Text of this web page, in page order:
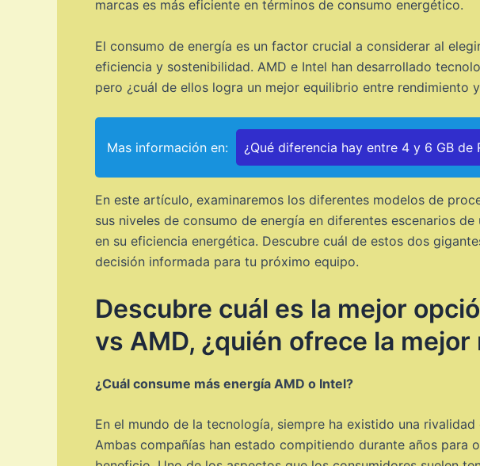
marcas es más eficiente en términos de consumo energético.
El consumo de energía es un factor crucial a considerar al
eficiencia y sostenibilidad. AMD e Intel han desarrollado
pero ¿cuál de ellos logra un mejor equilibrio entre rendimiento
Mas información en: ¿Qué diferencia hay entre 4 y 6 GB de
En este artículo, examinaremos los diferentes modelos de
sus niveles de consumo de energía en diferentes escenarios
en su eficiencia energética. Descubre cuál de estos dos
decisión informada para tu próximo equipo.
Descubre cuál es la mejor
vs AMD, ¿quién ofrece la
¿Cuál consume más energía AMD o Intel?
En el mundo de la tecnología, siempre ha existido una
Ambas compañías han estado compitiendo durante años